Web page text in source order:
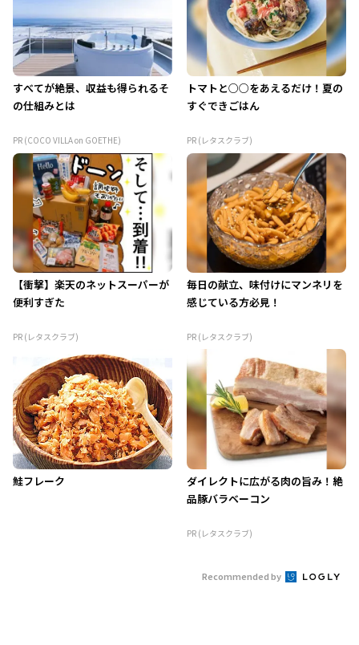
すべてが絶景、収益も得られるそ
の仕組みとは
PR (COCO VILLA on GOETHE)
トマトと○○をあえるだけ！夏の
すぐできごはん
PR (レタスクラブ)
【衝撃】楽天のネットスーパーが
便利すぎた
PR (レタスクラブ)
毎日の献立、味付けにマンネリを
感じている方必見！
PR (レタスクラブ)
鮭フレーク
ダイレクトに広がる肉の旨み！絶
品豚バラベーコン
PR (レタスクラブ)
Recommended by